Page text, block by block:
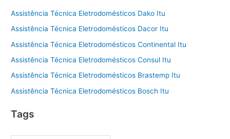
Assistência Técnica Eletrodomésticos Dako Itu
Assistência Técnica Eletrodomésticos Dacor Itu
Assistência Técnica Eletrodomésticos Continental Itu
Assistência Técnica Eletrodomésticos Consul Itu
Assistência Técnica Eletrodomésticos Brastemp Itu
Assistência Técnica Eletrodomésticos Bosch Itu
Tags